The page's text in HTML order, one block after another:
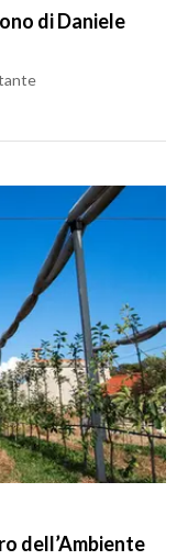
di Daniele
dell’Ambiente